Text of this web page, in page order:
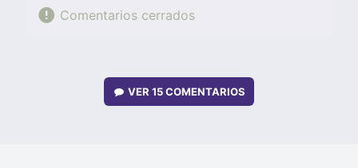
Comentarios cerrados
VER15 COMENTARIOS